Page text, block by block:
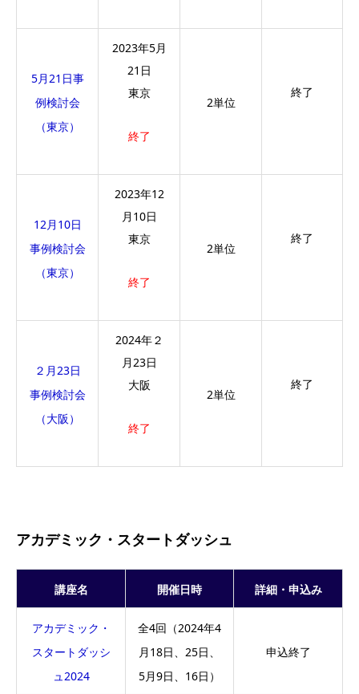
5月21日事
例検討会
（東京）
2023年5月
21日
東京
終了
2単位
終了
12月10日
事例検討会
（東京）
2023年12
月10日
東京
終了
2単位
終了
２月23日
事例検討会
（大阪）
2024年２
月23日
大阪
終了
2単位
終了
アカデミック・スタートダッシュ
講座名 開催日時 詳細・申込み
アカデミック・
スタートダッシ
ュ2024
全4回（2024年4
月18日、25日、
5月9日、16日）
申込終了